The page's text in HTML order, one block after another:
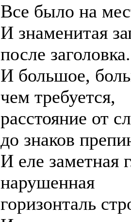
Все было на
И знаменитая
после заголовка.
И большое,
чем требуется,
расстояние от
до знаков
И еле заметная
нарушенная
горизонталь